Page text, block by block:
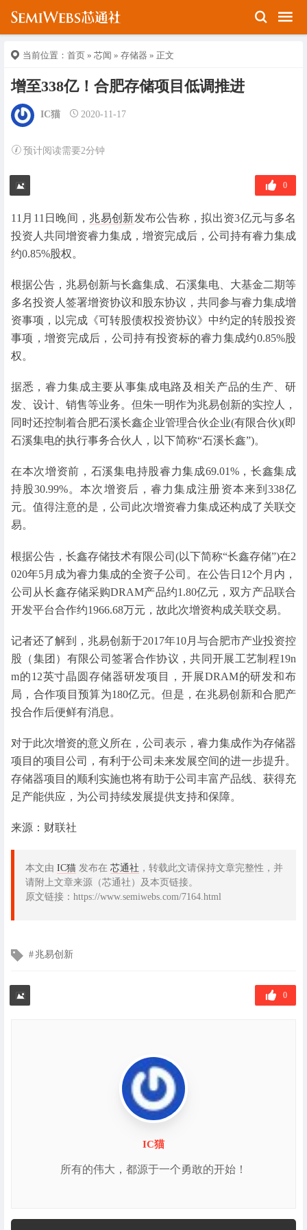
当前位置： 首页 » 芯闻 » 存储器 » 正文
增至338亿！合肥存储项目低调推进
IC猫 2020-11-17
预计阅读需要2分钟
0
11月11日晚间，兆易创新发布公告称，拟出资3亿元与多名
投资人共同增资睿力集成，增资完成后，公司持有睿力集成
约0.85%股权。
根据公告，兆易创新与长鑫集成、石溪集电、大基金二期等
多名投资人签署增资协议和股东协议，共同参与睿力集成增
资事项，以完成《可转股债权投资协议》中约定的转股投资
事项，增资完成后，公司持有投资标的睿力集成约0.85%股
权。
据悉，睿力集成主要从事集成电路及相关产品的生产、研
发、设计、销售等业务。但朱一明作为兆易创新的实控人，
同时还控制着合肥石溪长鑫企业管理合伙企业(有限合伙)(即
石溪集电的执行事务合伙人，以下简称“石溪长鑫”)。
在本次增资前，石溪集电持股睿力集成69.01%，长鑫集成
持股30.99%。本次增资后，睿力集成注册资本来到338亿
元。值得注意的是，公司此次增资睿力集成还构成了关联交
易。
根据公告，长鑫存储技术有限公司(以下简称“长鑫存储”)在2
020年5月成为睿力集成的全资子公司。在公告日12个月内，
公司从长鑫存储采购DRAM产品约1.80亿元，双方产品联合
开发平台合作约1966.68万元，故此次增资构成关联交易。
记者还了解到，兆易创新于2017年10月与合肥市产业投资控
股（集团）有限公司签署合作协议，共同开展工艺制程19n
m的12英寸晶圆存储器研发项目，开展DRAM的研发和布
局，合作项目预算为180亿元。但是，在兆易创新和合肥产
投合作后便鲜有消息。
对于此次增资的意义所在，公司表示，睿力集成作为存储器
项目的项目公司，有利于公司未来发展空间的进一步提升。
存储器项目的顺利实施也将有助于公司丰富产品线、获得充
足产能供应，为公司持续发展提供支持和保障。
来源：财联社
本文由 IC猫 发布在 芯通社 ，转载此文请保持文章完整性，并
请附上文章来源（芯通社）及本页链接。
原文链接：https://www.semiwebs.com/7164.html
文
签
兆易创新
0
IC猫
所有的伟大，都源于一个勇敢的开始！